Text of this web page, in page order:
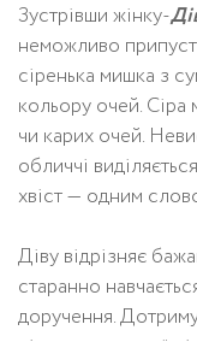
Зустрівши жінку-
неможливо
сіренька мишка з
кольору очей.
чи карих очей.
обличчі
хвіст — одним
Діву відрізняє
старанно
доручення.